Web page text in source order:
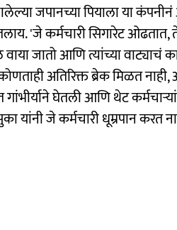
जपानच्या पियाला या कंपनीनं
'जे कर्मचारी सिगारेट
वाया जातो आणि त्यांच्या
अतिरिक्त ब्रेक मिळत
घेतली आणि थेट
जे कर्मचारी धूम्रपान करत